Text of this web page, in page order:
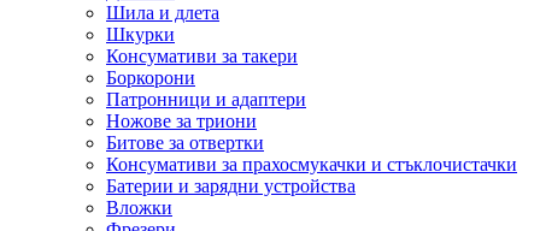
Шила и длета
Шкурки
Консумативи за такери
Боркорони
Патронници и адаптери
Ножове за триони
Битове за отвертки
Консумативи за прахосмукачки и стъклочистачки
Батерии и зарядни устройства
Вложки